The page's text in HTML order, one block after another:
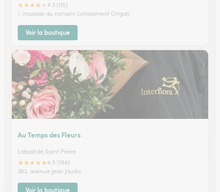
★★★★
4.3 (115)
1, impasse du romarin Lotissement Origan
Voir la boutique
Au Temps des Fleurs
Labastide Saint Pierre
★★★★★4.5 (194)
362, avenue Jean Jaurès
Voir la boutique